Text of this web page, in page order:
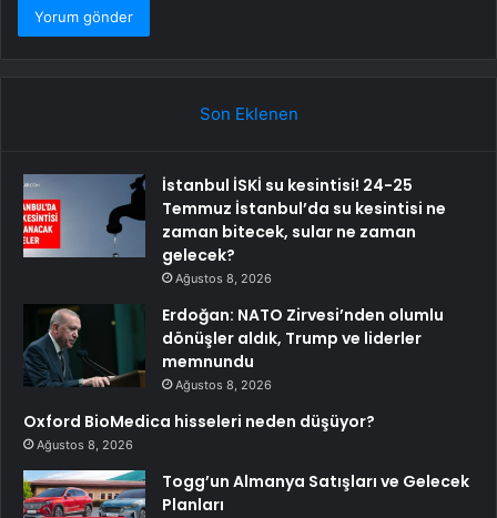
Son Eklenen
İstanbul İSKİ su kesintisi! 24-25
Temmuz İstanbul’da su kesintisi ne
zaman bitecek, sular ne zaman
gelecek?
Ağustos 8, 2026
Erdoğan: NATO Zirvesi’nden olumlu
dönüşler aldık, Trump ve liderler
memnundu
Ağustos 8, 2026
Oxford BioMedica hisseleri neden düşüyor?
Ağustos 8, 2026
Togg’un Almanya Satışları ve Gelecek
Planları